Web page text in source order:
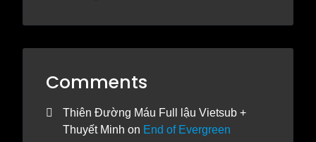
Comments
Thiên Đường Máu Full lậu Vietsub +
Thuyết Minh on End of Evergreen